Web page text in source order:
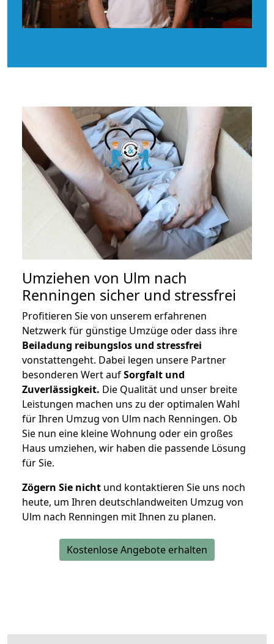
Umziehen von Ulm nach
Renningen sicher und stressfrei
Profitieren Sie von unserem erfahrenen
Netzwerk für günstige Umzüge oder dass ihre
Beiladung reibungslos und stressfrei
vonstattengeht. Dabei legen unsere Partner
besonderen Wert aufSorgfalt und
Zuverlässigkeit. Die Qualität und unser breite
Leistungen machen uns zu der optimalen Wahl
für Ihren Umzug von Ulm nach Renningen. Ob
Sie nun eine kleine Wohnung oder ein großes
Haus umziehen, wir haben die passende Lösung
für Sie.
Zögern Sie nicht und kontaktieren Sie uns noch
heute, um Ihren deutschlandweiten Umzug von
Ulm nach Renningen mit Ihnen zu planen.
Kostenlose Angebote erhalten